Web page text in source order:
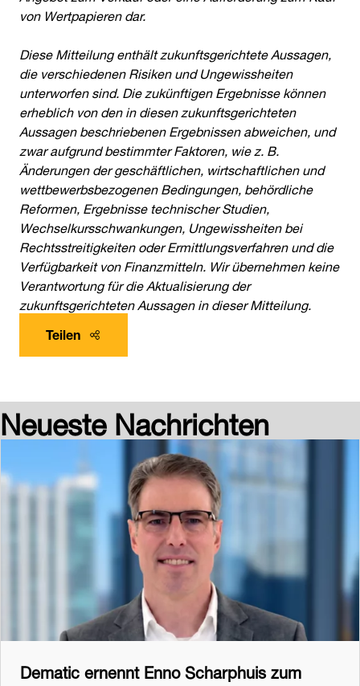
von Wertpapieren dar.
Diese Mitteilung enthält zukunftsgerichtete Aussagen,
die verschiedenen Risiken und Ungewissheiten
unterworfen sind. Die zukünftigen Ergebnisse können
erheblich von den in diesen zukunftsgerichteten
Aussagen beschriebenen Ergebnissen abweichen, und
zwar aufgrund bestimmter Faktoren, wie z. B.
Änderungen der geschäftlichen, wirtschaftlichen und
wettbewerbsbezogenen Bedingungen, behördliche
Reformen, Ergebnisse technischer Studien,
Wechselkursschwankungen, Ungewissheiten bei
Rechtsstreitigkeiten oder Ermittlungsverfahren und die
Verfügbarkeit von Finanzmitteln. Wir übernehmen keine
Verantwortung für die Aktualisierung der
zukunftsgerichteten Aussagen in dieser Mitteilung.
Teilen
Neueste Nachrichten
Dematic ernennt Enno Scharphuis zum